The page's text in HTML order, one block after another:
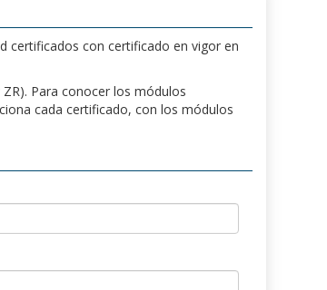
certificados con certificado en vigor en
Para conocer los módulos
cada certificado, con los módulos